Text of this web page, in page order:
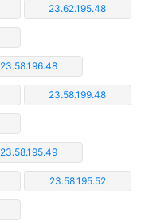
23.62.195.48
23.58.196.48
23.58.199.48
23.58.195.49
23.58.195.52